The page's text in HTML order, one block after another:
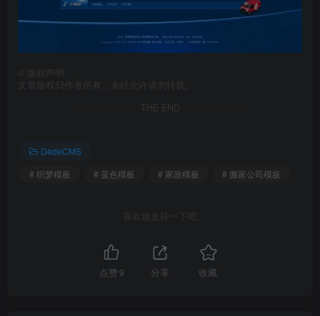
版权声明
文章版权归作者所有，未经允许请勿转载。
THE END
DedeCMS
# 织梦模板
# 蓝色模板 # 家政模板 # 搬家公司模板
喜欢就支持一下吧
点赞 9 分享 收藏